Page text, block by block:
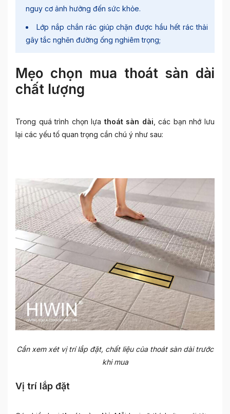
nguy cơ ảnh hưởng đến sức khỏe.
Lớp nắp chắn rác giúp chặn được hầu hết rác thải
gây tắc nghẽn đường ống nghiêm trọng;
Mẹo chọn mua thoát sàn dài
chất lượng
Trong quá trình chọn lựa thoát sàn dài , các bạn nhớ lưu
lại các yếu tố quan trọng cần chú ý như sau:
Cần xem xét vị trí lắp đặt, chất liệu của thoát sàn dài trước
khi mua
Vị trí lắp đặt